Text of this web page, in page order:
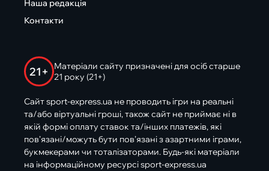
Наша редакція
Контакти
21+
Матеріали сайту призначені для осіб старше
21 року (21+)
Сайт sport-express.ua не проводить ігри на реальні
та/або віртуальні гроші, також сайт не приймає ні в
якій формі оплату ставок та/інших платежів, які
пов’язані/можуть бути пов’язані з азартними іграми,
букмекерами чи тоталізаторами. Будь-які матеріали
на інформаційному ресурсі sport-express.ua